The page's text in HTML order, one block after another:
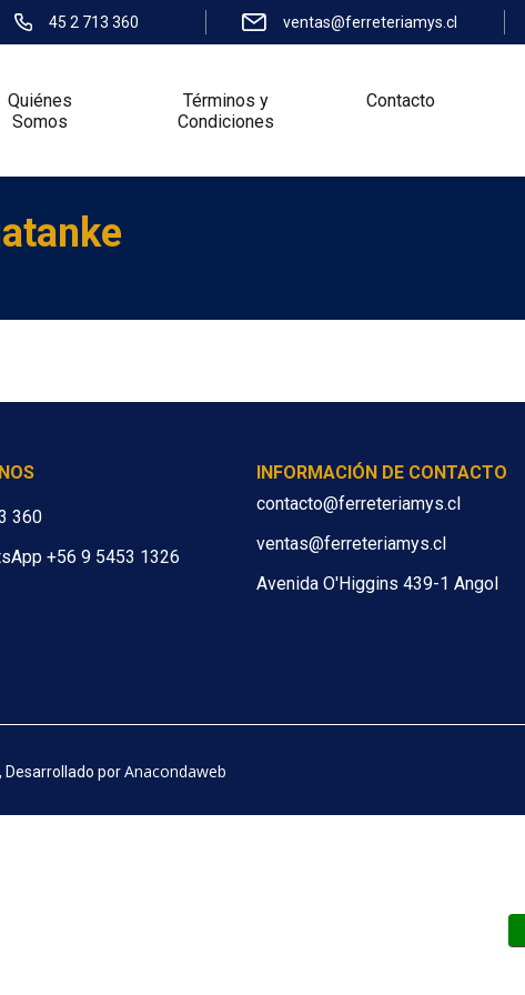
45 2 713 360 ventas@ferreteriamys.cl
Quiénes
Somos
Términos y
Condiciones
Contacto
360
+56 9 5453 1326
INFORMACIÓN DE CONTACTO
contacto@ferreteriamys.cl
ventas@ferreteriamys.cl
Avenida O'Higgins 439-1 Angol
Desarrollado por Anacondaweb